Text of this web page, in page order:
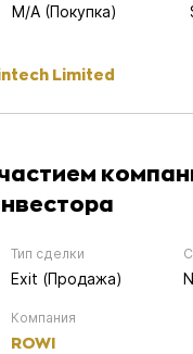
M/A (Покупка)
Limited
Компания
ROWI
Тип сделки
Exit (Продажа)